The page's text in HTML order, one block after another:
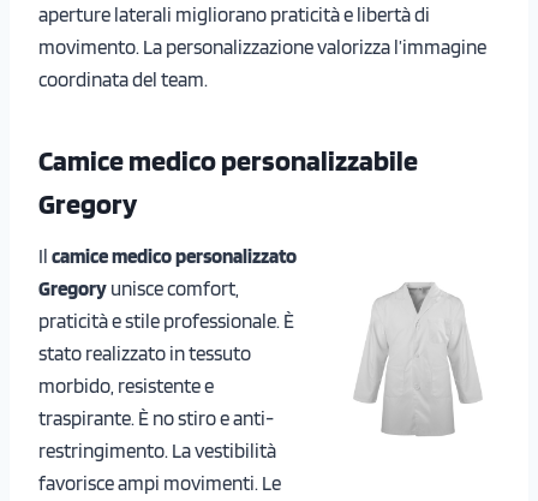
aperture laterali migliorano praticità e libertà di
movimento. La personalizzazione valorizza l’immagine
coordinata del team.
Camice medico personalizzabile
Gregory
Il camice medico personalizzato
Gregory unisce comfort,
praticità e stile professionale. È
stato realizzato in tessuto
morbido, resistente e
traspirante. È no stiro e anti-
restringimento. La vestibilità
favorisce ampi movimenti. Le